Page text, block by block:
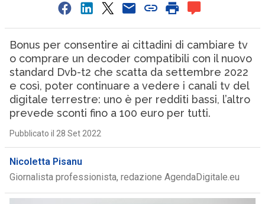
Bonus per consentire ai cittadini di cambiare tv
o comprare un decoder compatibili con il nuovo
standard Dvb-t2 che scatta da settembre 2022
e così, poter continuare a vedere i canali tv del
digitale terrestre: uno è per redditi bassi, l’altro
prevede sconti fino a 100 euro per tutti.
Pubblicato il 28 Set 2022
Nicoletta Pisanu
Giornalista professionista, redazione AgendaDigitale.eu